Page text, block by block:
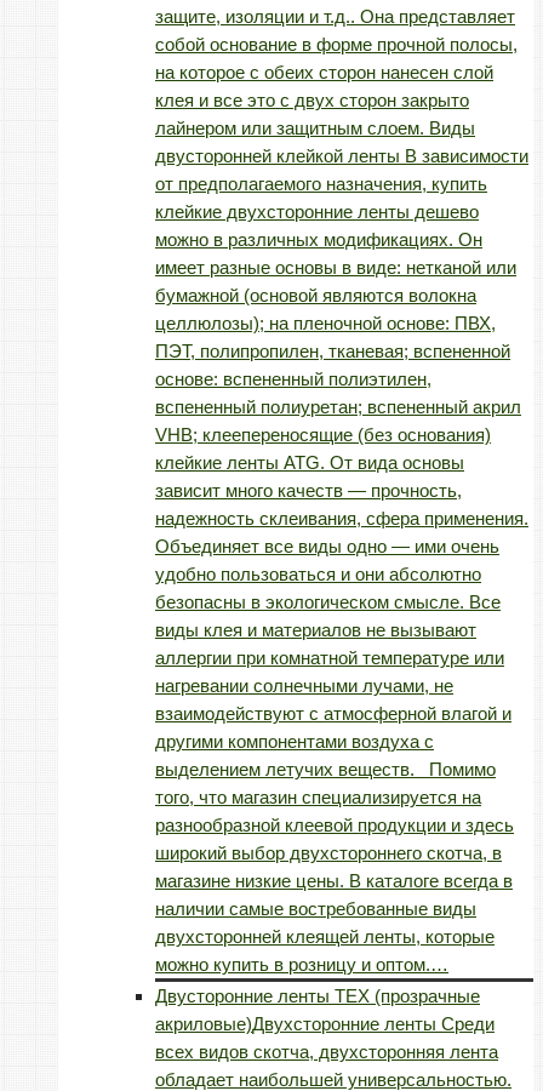
защите, изоляции и т.д.. Она представляет
собой основание в форме прочной полосы,
на которое с обеих сторон нанесен слой
клея и все это с двух сторон закрыто
лайнером или защитным слоем. Виды
двусторонней клейкой ленты В зависимости
от предполагаемого назначения, купить
клейкие двухсторонние ленты дешево
можно в различных модификациях. Он
имеет разные основы в виде: нетканой или
бумажной (основой являются волокна
целлюлозы); на пленочной основе: ПВХ,
ПЭТ, полипропилен, тканевая; вспененной
основе: вспененный полиэтилен,
вспененный полиуретан; вспененный акрил
VHB; клеепереносящие (без основания)
клейкие ленты ATG. От вида основы
зависит много качеств — прочность,
надежность склеивания, сфера применения.
Объединяет все виды одно — ими очень
удобно пользоваться и они абсолютно
безопасны в экологическом смысле. Все
виды клея и материалов не вызывают
аллергии при комнатной температуре или
нагревании солнечными лучами, не
взаимодействуют с атмосферной влагой и
другими компонентами воздуха с
выделением летучих веществ. Помимо
того, что магазин специализируется на
разнообразной клеевой продукции и здесь
широкий выбор двухстороннего скотча, в
магазине низкие цены. В каталоге всегда в
наличии самые востребованные виды
двухсторонней клеящей ленты, которые
можно купить в розницу и оптом.…
Двусторонние ленты TEX (прозрачные
акриловые)Двухсторонние ленты Среди
всех видов скотча, двухсторонняя лента
обладает наибольшей универсальностью.